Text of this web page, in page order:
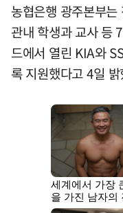
농협은행 광주본부
관내 학생과 교사 등
드에서 열린 KIA와
록 지원했다고 4일